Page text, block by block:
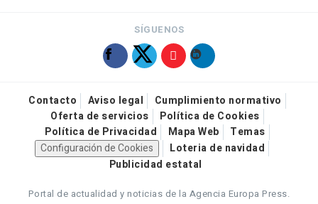
SÍGUENOS
Contacto Aviso legal
Cumplimiento normativo
Oferta de servicios
Política de Cookies
Política de Privacidad
Mapa Web
Temas
Configuración de Cookies
Loteria de navidad
Publicidad estatal
Portal de actualidad y noticias de la Agencia Europa Press.